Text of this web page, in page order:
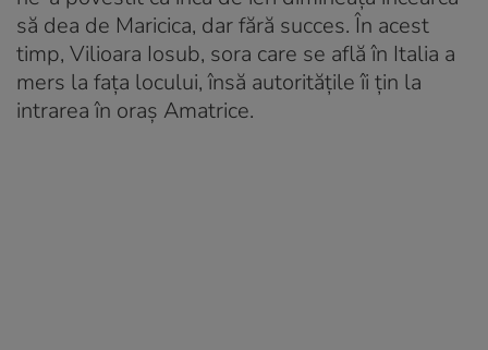
să dea de Maricica, dar fără succes. În acest
timp, Vilioara Iosub, sora care se află în Italia a
mers la fața locului, însă autoritățile îi țin la
intrarea în oraș Amatrice.